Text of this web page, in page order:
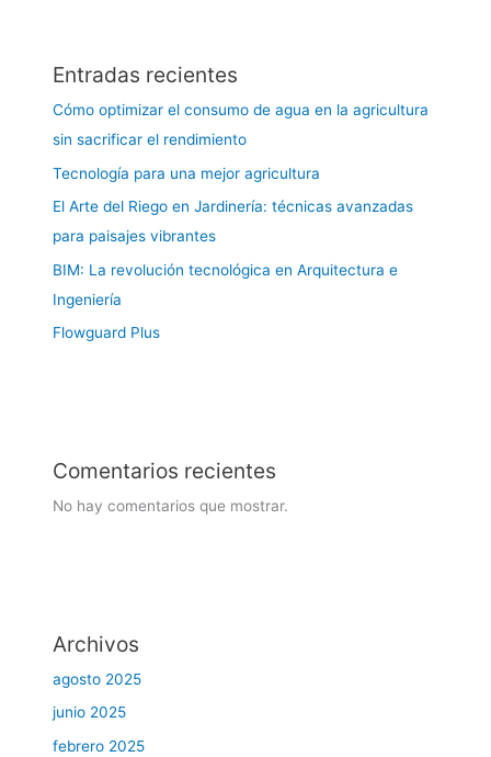
Entradas recientes
Cómo optimizar el consumo de agua en la agricultura
sin sacrificar el rendimiento
Tecnología para una mejor agricultura
El Arte del Riego en Jardinería: técnicas avanzadas
para paisajes vibrantes
BIM: La revolución tecnológica en Arquitectura e
Ingeniería
Flowguard Plus
Comentarios recientes
No hay comentarios que mostrar.
Archivos
agosto 2025
junio 2025
febrero 2025